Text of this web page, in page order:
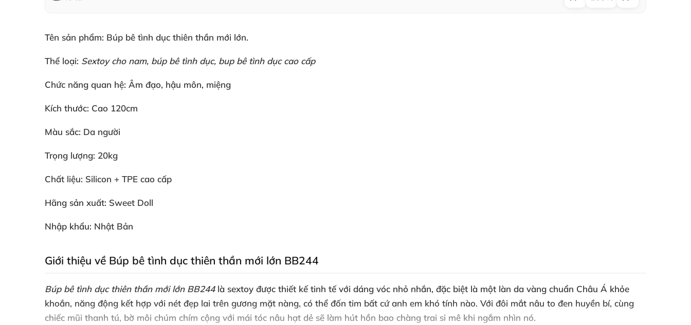
Tên sản phẩm: Búp bê tình dục thiên thần mới lớn.
Thể loại: Sextoy cho nam, búp bê tình dục, bup bê tình dục cao cấp
Chức năng quan hệ: Âm đạo, hậu môn, miệng
Kích thước: Cao 120cm
Màu sắc: Da người
Trọng lượng: 20kg
Chất liệu: Silicon + TPE cao cấp
Hãng sản xuất: Sweet Doll
Nhập khẩu: Nhật Bản
Giới thiệu về Búp bê tình dục thiên thần mới lớn BB244
Búp bê tình dục thiên thần mới lớn BB244là sextoy được thiết kế tinh tế với dáng vóc nhỏ nhắn, đặc biệt là một làn da vàng chuẩn Châu Á khỏe
khoắn, năng động kết hợp với nét đẹp lai trên gương mặt nàng, có thể đốn tim bất cứ anh em khó tính nào. Với đôi mắt nâu to đen huyền bí, cùng
chiếc mũi thanh tú, bờ môi chúm chím cộng với mái tóc nâu hạt dẻ sẽ làm hút hồn bao chàng trai si mê khi ngắm nhìn nó.